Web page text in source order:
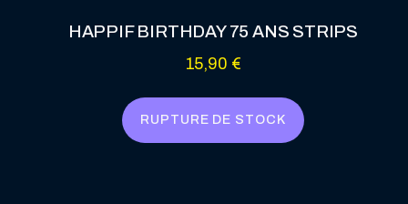
HAPPIF BIRTHDAY 75 ANS STRIPS
15,90 €
RUPTURE DE STOCK